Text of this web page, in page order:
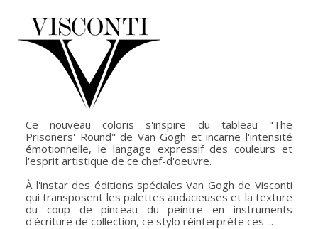
Ce nouveau coloris s'inspire du tableau "The
Prisoners' Round" de Van Gogh et incarne l'intensité
émotionnelle, le langage expressif des couleurs et
l'esprit artistique de ce chef-d'oeuvre.
À l'instar des éditions spéciales Van Gogh de Visconti
qui transposent les palettes audacieuses et la texture
du coup de pinceau du peintre en instruments
d'écriture de collection, ce stylo réinterprète ces ...